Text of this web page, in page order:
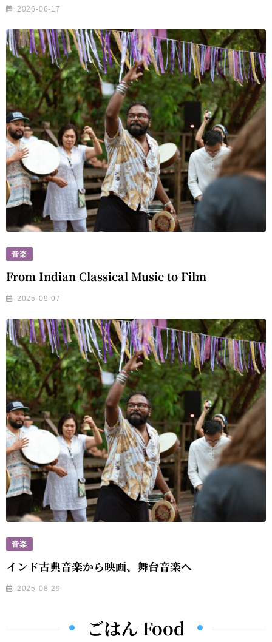
2026-06-17
音楽
From Indian Classical Music to Film
2025-09-07
音楽
インド古典音楽から映画、舞台音楽へ
2025-08-29
ごはん Food